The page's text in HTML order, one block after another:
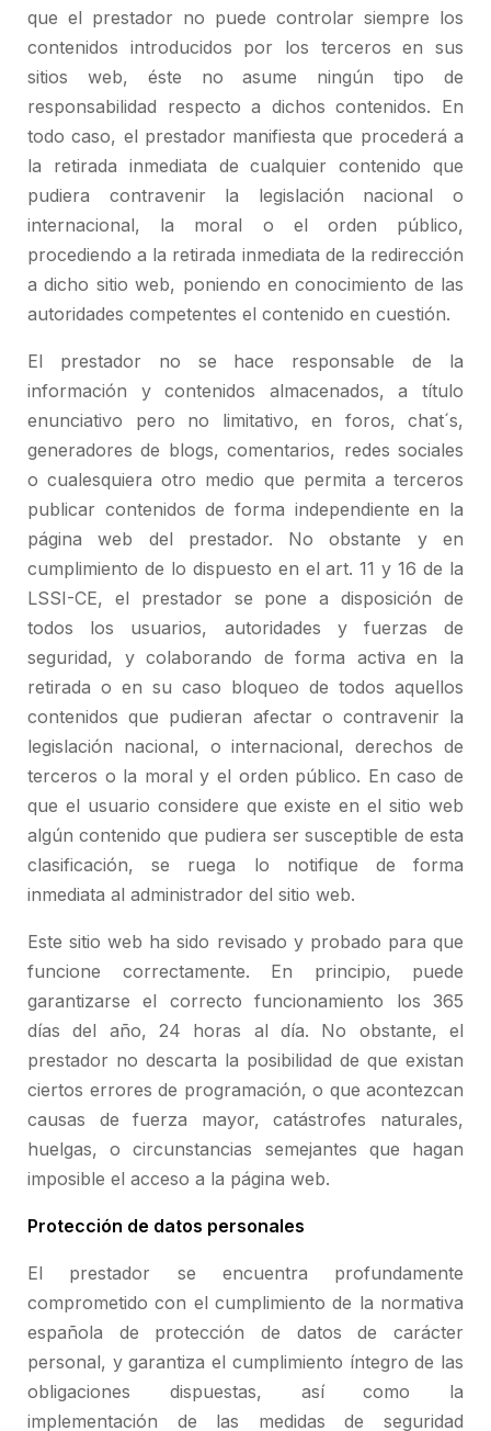
que el prestador no puede controlar siempre los
contenidos introducidos por los terceros en sus
sitios web, éste no asume ningún tipo de
responsabilidad respecto a dichos contenidos. En
todo caso, el prestador manifiesta que procederá a
la retirada inmediata de cualquier contenido que
pudiera contravenir la legislación nacional o
internacional, la moral o el orden público,
procediendo a la retirada inmediata de la redirección
a dicho sitio web, poniendo en conocimiento de las
autoridades competentes el contenido en cuestión.
El prestador no se hace responsable de la
información y contenidos almacenados, a título
enunciativo pero no limitativo, en foros, chat´s,
generadores de blogs, comentarios, redes sociales
o cualesquiera otro medio que permita a terceros
publicar contenidos de forma independiente en la
página web del prestador. No obstante y en
cumplimiento de lo dispuesto en el art. 11 y 16 de la
LSSI-CE, el prestador se pone a disposición de
todos los usuarios, autoridades y fuerzas de
seguridad, y colaborando de forma activa en la
retirada o en su caso bloqueo de todos aquellos
contenidos que pudieran afectar o contravenir la
legislación nacional, o internacional, derechos de
terceros o la moral y el orden público. En caso de
que el usuario considere que existe en el sitio web
algún contenido que pudiera ser susceptible de esta
clasificación, se ruega lo notifique de forma
inmediata al administrador del sitio web.
Este sitio web ha sido revisado y probado para que
funcione correctamente. En principio, puede
garantizarse el correcto funcionamiento los 365
días del año, 24 horas al día. No obstante, el
prestador no descarta la posibilidad de que existan
ciertos errores de programación, o que acontezcan
causas de fuerza mayor, catástrofes naturales,
huelgas, o circunstancias semejantes que hagan
imposible el acceso a la página web.
Protección de datos personales
El prestador se encuentra profundamente
comprometido con el cumplimiento de la normativa
española de protección de datos de carácter
personal, y garantiza el cumplimiento íntegro de las
obligaciones dispuestas, así como la
implementación de las medidas de seguridad